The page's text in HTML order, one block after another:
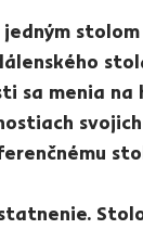
sa menia